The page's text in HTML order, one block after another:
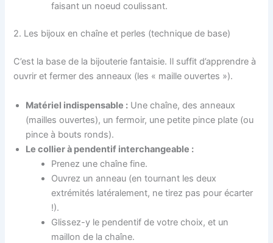
faisant un noeud coulissant.
2. Les bijoux en chaîne et perles (technique de base)
C’est la base de la bijouterie fantaisie. Il suffit d’apprendre à
ouvrir et fermer des anneaux (les « maille ouvertes »).
Matériel indispensable : Une chaîne, des anneaux
(mailles ouvertes), un fermoir, une petite pince plate (ou
pince à bouts ronds).
Le collier à pendentif interchangeable :
Prenez une chaîne fine.
Ouvrez un anneau (en tournant les deux
extrémités latéralement, ne tirez pas pour écarter
!).
Glissez-y le pendentif de votre choix, et un
maillon de la chaîne.